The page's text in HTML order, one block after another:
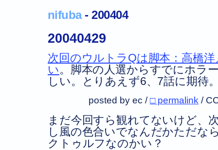
nifuba- 200404
20040429
次回のウルトラQは脚本：高橋
い。脚本の人選からすでにホラ
しい。とりあえず6、7話に期待
posted by ec /□ permalink /
まだ今回すら観れてないけど、
し風の色合いでなんだかただな
クトゥルフなのかい？